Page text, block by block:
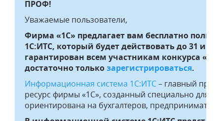
ПРОФ!
Уважаемые пользователи,
Фирма «1С» предлагает вам бесплатно
1С:ИТС, который будет действовать до 31
гарантирован всем участникам конкурса
достаточно толькозарегистрироваться.
Информационная система 1С:ИТС– главный
ресурс фирмы «1С», созданный специально для
ориентирована на бухгалтеров,